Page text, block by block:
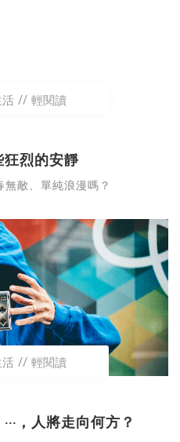
輕閱讀
狂烈的安靜
敵、單純浪漫嗎？
輕閱讀
，人將走向何方？